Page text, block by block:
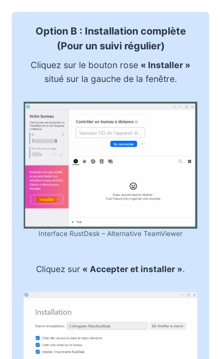
Option B : Installation complète
(Pour un suivi régulier)
Cliquez sur le bouton rose « Installer »
situé sur la gauche de la fenêtre.
Interface RustDesk – Alternative TeamViewer
Cliquez sur « Accepter et installer ».